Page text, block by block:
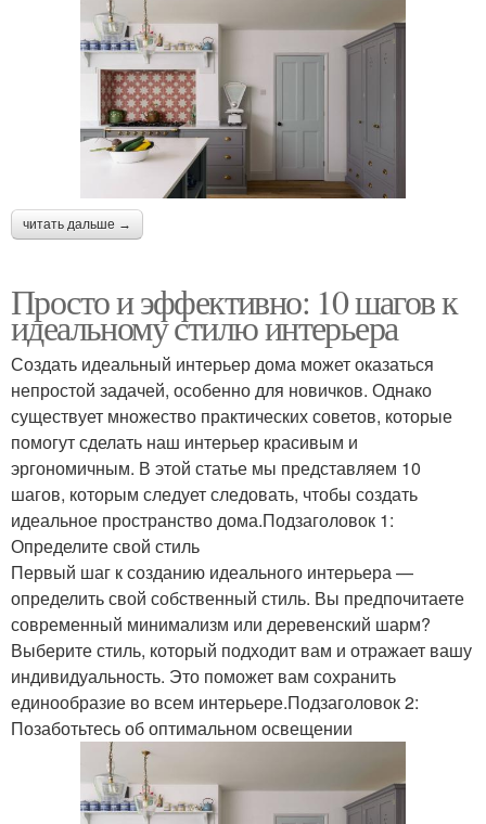
читать дальше →
Просто и эффективно: 10 шагов к
идеальному стилю интерьера
Создать идеальный интерьер дома может оказаться
непростой задачей, особенно для новичков. Однако
существует множество практических советов, которые
помогут сделать наш интерьер красивым и
эргономичным. В этой статье мы представляем 10
шагов, которым следует следовать, чтобы создать
идеальное пространство дома.Подзаголовок 1:
Определите свой стиль
Первый шаг к созданию идеального интерьера —
определить свой собственный стиль. Вы предпочитаете
современный минимализм или деревенский шарм?
Выберите стиль, который подходит вам и отражает вашу
индивидуальность. Это поможет вам сохранить
единообразие во всем интерьере.Подзаголовок 2:
Позаботьтесь об оптимальном освещении